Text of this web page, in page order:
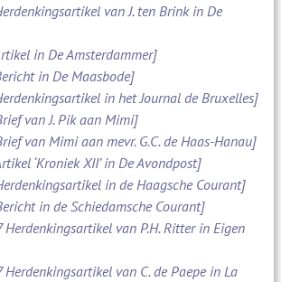
van J. ten Brink in De
in De Amsterdammer]
in De Maasbode]
in het Journal de Bruxelles]
van J. Pik aan Mimi]
van Mimi aan mevr. G.C. de Haas-Hanau]
‘Kroniek XII’ in De Avondpost]
in de Haagsche Courant]
in de Schiedamsche Courant]
van P.H. Ritter in Eigen
van C. de Paepe in La